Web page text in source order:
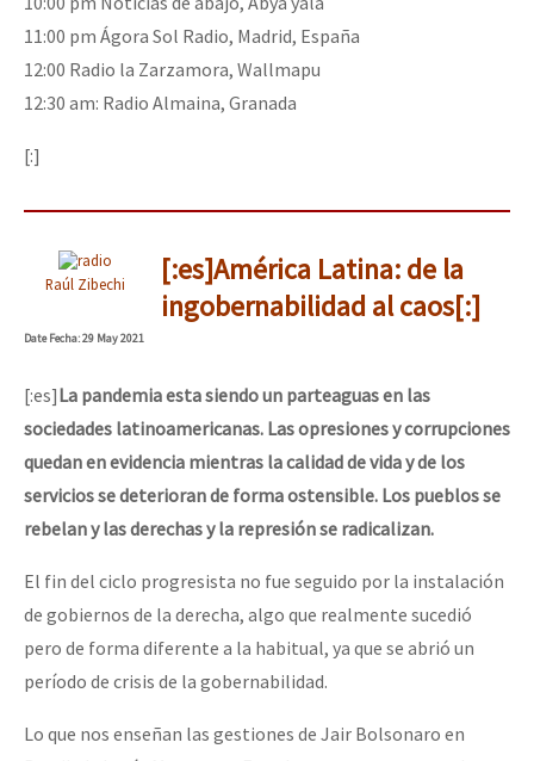
11:00 pm Ágora Sol Radio, Madrid, España
12:00 Radio la Zarzamora, Wallmapu
12:30 am: Radio Almaina, Granada
[:]
Raúl Zibechi
[:es]América Latina: de la
ingobernabilidad al caos[:]
DateFecha: 29 May 2021
[:es]La pandemia esta siendo un parteaguas en las
sociedades latinoamericanas. Las opresiones y corrupciones
quedan en evidencia mientras la calidad de vida y de los
servicios se deterioran de forma ostensible. Los pueblos se
rebelan y las derechas y la represión se radicalizan.
El fin del ciclo progresista no fue seguido por la instalación
de gobiernos de la derecha, algo que realmente sucedió
pero de forma diferente a la habitual, ya que se abrió un
período de crisis de la gobernabilidad.
Lo que nos enseñan las gestiones de Jair Bolsonaro en